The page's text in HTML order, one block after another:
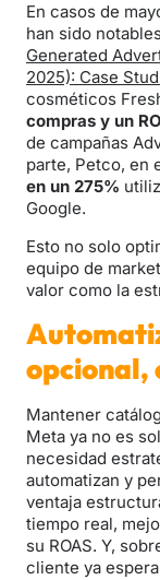
En casos de
han sido
Generated
2025): Case
cosméticos
compras y un
de campañas
parte, Petco, en
en un 275%
Google.
Esto no solo
equipo de
valor como la
opcional,
Mantener
Meta ya no es
necesidad
automatizan y
ventaja
tiempo real,
su ROAS. Y,
cliente ya